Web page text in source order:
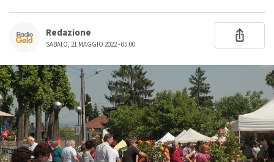
Redazione
SABATO, 21 MAGGIO 2022 - 05:00